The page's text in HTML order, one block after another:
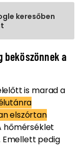
keresőben
beköszönnek a
is marad a
elszórtan
hőmérséklet
Emellett pedig